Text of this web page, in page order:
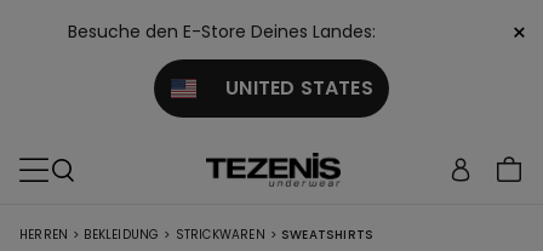
Besuche den E-Store Deines Landes:
UNITED STATES
×
HERREN > BEKLEIDUNG > STRICKWAREN > SWEATSHIRTS